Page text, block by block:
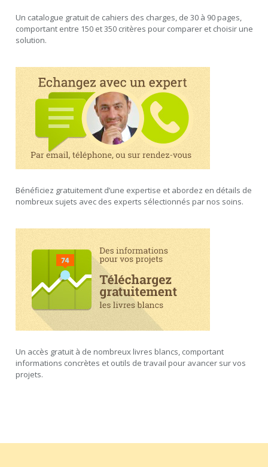
Un catalogue gratuit de cahiers des charges, de 30 à 90 pages,
comportant entre 150 et 350 critères pour comparer et choisir une
solution.
Bénéficiez gratuitement d’une expertise et abordez en détails de
nombreux sujets avec des experts sélectionnés par nos soins.
Un accès gratuit à de nombreux livres blancs, comportant
informations concrètes et outils de travail pour avancer sur vos
projets.